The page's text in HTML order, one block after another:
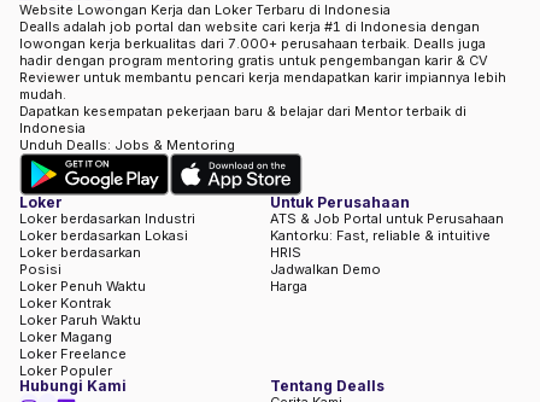
Website Lowongan Kerja dan Loker Terbaru di Indonesia
Dealls adalah job portal dan website cari kerja #1 di Indonesia dengan
lowongan kerja berkualitas dari 7.000+ perusahaan terbaik. Dealls juga
hadir dengan program mentoring gratis untuk pengembangan karir & CV
Reviewer untuk membantu pencari kerja mendapatkan karir impiannya lebih
mudah.
Dapatkan kesempatan pekerjaan baru & belajar dari Mentor terbaik di
Indonesia
Unduh Dealls: Jobs & Mentoring
Loker
Loker berdasarkan Industri
Loker berdasarkan Lokasi
Loker berdasarkan
Posisi
Loker Penuh Waktu
Loker Kontrak
Loker Paruh Waktu
Loker Magang
Loker Freelance
Loker Populer
Untuk Perusahaan
ATS & Job Portal untuk Perusahaan
Kantorku: Fast, reliable & intuitive
HRIS
Jadwalkan Demo
Harga
Hubungi Kami Tentang Dealls